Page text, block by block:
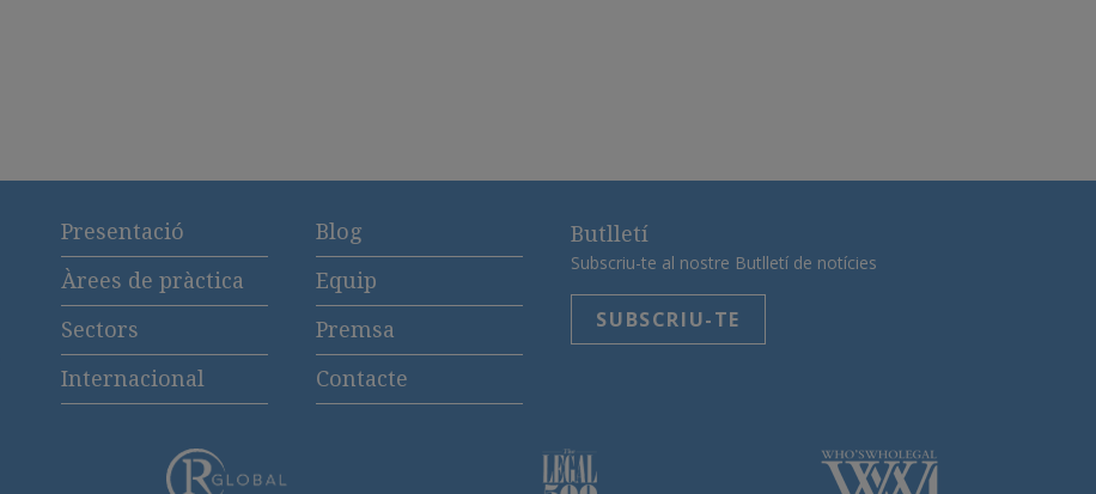
Presentació
Àrees de pràctica
Sectors
Internacional
Blog
Equip
Premsa
Contacte
Butlletí
Subscriu-te al nostre Butlletí de notícies
SUBSCRIU-TE